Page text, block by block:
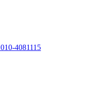
010-4081115